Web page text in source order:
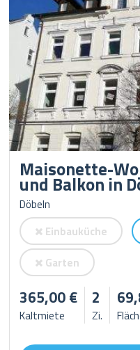
Maisonette-
und Balkon in
Döbeln
Einbauküche
Garten
365,00 €
Kaltmiete
2
Zi.